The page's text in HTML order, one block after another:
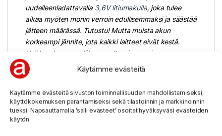
Käytämme evästeitä
Käytämme evästeitä sivuston toiminnallisuuden mahdollistamiseksi,
käyttökokemuksen parantamiseksi sekä tilastoinnin ja markkinoinnin
tueksi. Napsauttamalla ’salli evästeet’ osoitat hyväksyväsi evästeiden
käytön.
uudelleenladattavalla 3,6V litiumakulla, joka tulee
aikaa myöten monin verroin edullisemmaksi ja säästää
jätteen määrässä. Tutustu! Mutta muista akun
korkeampi jännite, jota kaikki laitteet eivät kestä.
Vaikka akussa on lähes puolta pienempi
milliampeerituntimäärä, sen energiamäärä ei ole
suuremman jännitten vuoksi niin paljon pienempi.
lisäksi akku antaa tuplasti tehoa, jopa 3A purkuvirran
myötä.